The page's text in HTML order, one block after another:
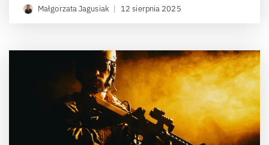
Małgorzata Jagusiak | 12 sierpnia 2025